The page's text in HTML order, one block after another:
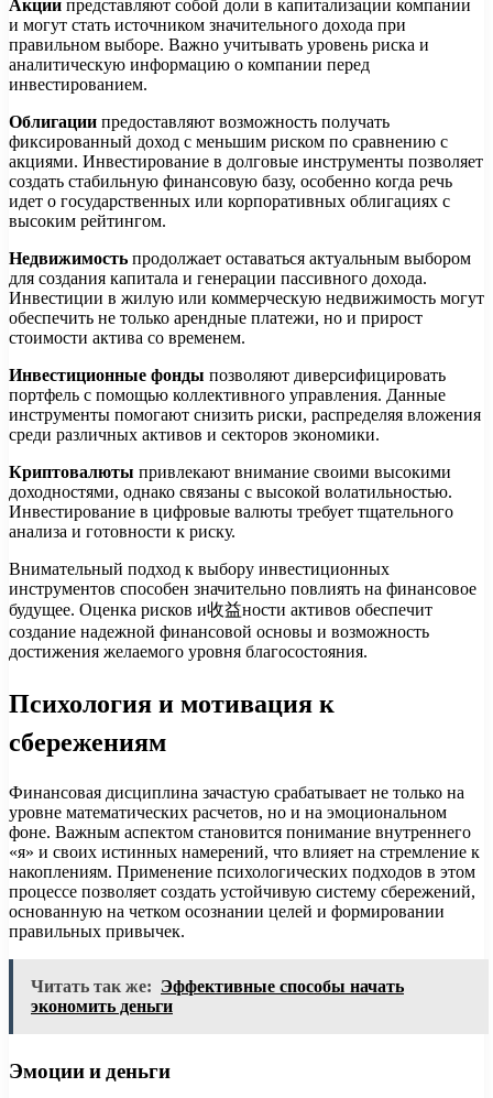
Акции представляют собой доли в капитализации компании
и могут стать источником значительного дохода при
правильном выборе. Важно учитывать уровень риска и
аналитическую информацию о компании перед
инвестированием.
Облигации предоставляют возможность получать
фиксированный доход с меньшим риском по сравнению с
акциями. Инвестирование в долговые инструменты позволяет
создать стабильную финансовую базу, особенно когда речь
идет о государственных или корпоративных облигациях с
высоким рейтингом.
Недвижимость продолжает оставаться актуальным выбором
для создания капитала и генерации пассивного дохода.
Инвестиции в жилую или коммерческую недвижимость могут
обеспечить не только арендные платежи, но и прирост
стоимости актива со временем.
Инвестиционные фонды позволяют диверсифицировать
портфель с помощью коллективного управления. Данные
инструменты помогают снизить риски, распределяя вложения
среди различных активов и секторов экономики.
Криптовалюты привлекают внимание своими высокими
доходностями, однако связаны с высокой волатильностью.
Инвестирование в цифровые валюты требует тщательного
анализа и готовности к риску.
Внимательный подход к выбору инвестиционных
инструментов способен значительно повлиять на финансовое
будущее. Оценка рисков и收益ности активов обеспечит
создание надежной финансовой основы и возможность
достижения желаемого уровня благосостояния.
Психология и мотивация к
сбережениям
Финансовая дисциплина зачастую срабатывает не только на
уровне математических расчетов, но и на эмоциональном
фоне. Важным аспектом становится понимание внутреннего
«я» и своих истинных намерений, что влияет на стремление к
накоплениям. Применение психологических подходов в этом
процессе позволяет создать устойчивую систему сбережений,
основанную на четком осознании целей и формировании
правильных привычек.
Читать так же: Эффективные способы начать
экономить деньги
Эмоции и деньги